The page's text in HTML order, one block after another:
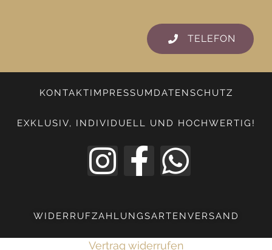
TELEFON
KONTAKT IMPRESSUM DATENSCHUTZ
EXKLUSIV, INDIVIDUELL UND HOCHWERTIG!
WIDERRUF ZAHLUNGSARTEN VERSAND
Vertrag widerrufen